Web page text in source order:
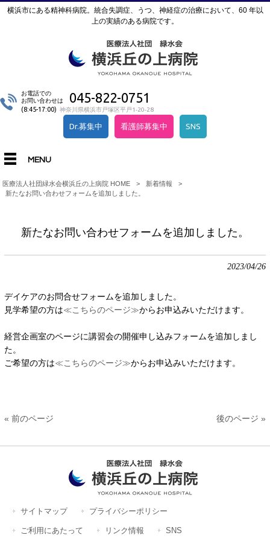
横浜市にある精神科病院。統合失調症、うつ、神経症の治療において、60 年以
上の実績のある病院です。
お電話での
お問い合わせは
045-822-0751
(8:45-17:00) 神奈川県横浜市戸塚区平戸1-20-28
Dr.募集中 看護師募集中 SNS
MENU
医療法人社団緑水会横浜丘の上病院 HOME > 新着情報
>
新たなお問い合わせフォームを追加しました。
新たなお問い合わせフォームを追加しました。
2023/04/26
デイケアのお問合せフォームを追加しました。
見学希望の方は≪こちらのページ≫からお申込みいただけます。
経営企画室のページに講習会の開催申し込みフォームを追加しまし
た。
ご希望の方は≪こちらのページ≫からお申込みいただけます。
« 前のページ 後のページ »
サイトマップ プライバシーポリシー
ご利用にあたって リンク情報 SNS